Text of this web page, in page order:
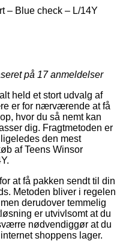
– Blue check – L/14Y
på 17anmeldelser
held et stort udvalg af
er for nærværende at få
hvor du så nemt kan
dig. Fragtmetoden er
den mest
af Teens Winsor
at få pakken sendt til din
Metoden bliver i regelen
derudover temmelig
er utvivlsomt at du
nødvendiggør at du
shoppens lager.